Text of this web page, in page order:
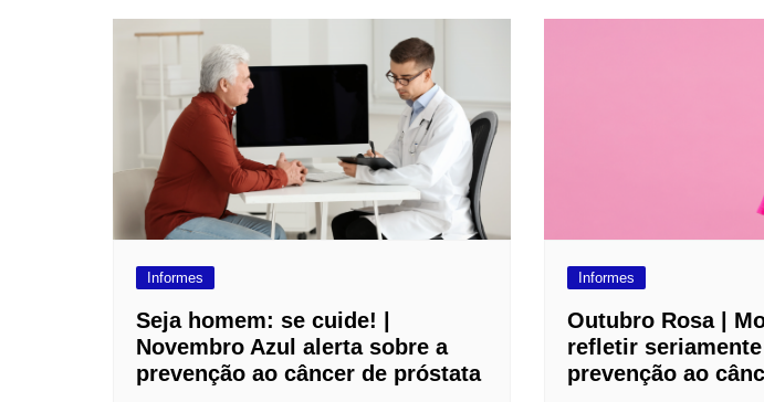
Informes
Seja homem: se cuide! |
Novembro Azul alerta sobre a
prevenção ao câncer de próstata
Informes
Outubro Rosa |
refletir
prevenção ao